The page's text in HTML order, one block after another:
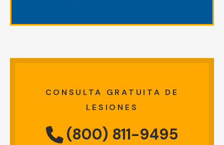
CONSULTA GRATUITA DE
LESIONES
(800) 811-9495